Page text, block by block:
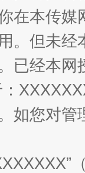
在本传
。但未
已经本
如您对